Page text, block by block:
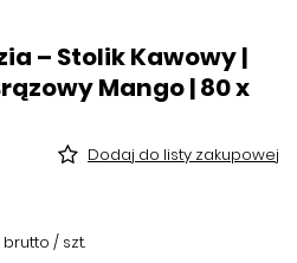
– Stolik Kawowy |
Mango | 80 x
Dodaj do listy zakupowej
brutto / szt.